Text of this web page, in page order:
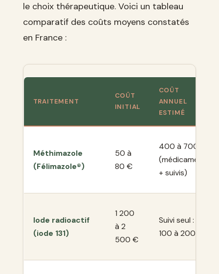
le choix thérapeutique. Voici un tableau
comparatif des coûts moyens constatés
en France :
TRAITEMENT
COÛT
INITIAL
COÛT
ANNUEL
ESTIMÉ
Méthimazole
(Félimazole®)
50 à
80 €
400 à 700 €
(médicament
+ suivis)
Iode radioactif
(iode 131)
1 200
à 2
500 €
Suivi seul :
100 à 200 €